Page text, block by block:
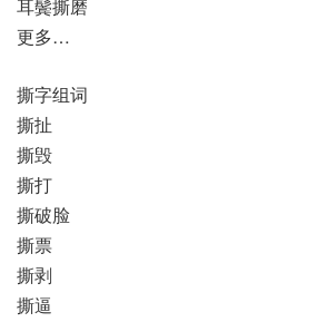
耳鬓撕磨
更多…
撕字组词
撕扯
撕毁
撕打
撕破脸
撕票
撕剥
撕逼